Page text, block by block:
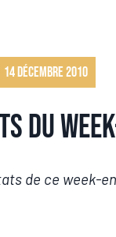
14 décembre 2010
du
de ce week-